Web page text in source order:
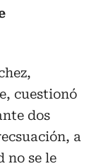
cuestionó
dos
a
no se le